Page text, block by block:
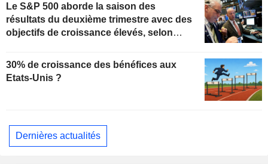
Le S&P 500 aborde la saison des
résultats du deuxième trimestre avec des
objectifs de croissance élevés, selon
30% de croissance des bénéfices aux
Etats-Unis ?
Dernières actualités